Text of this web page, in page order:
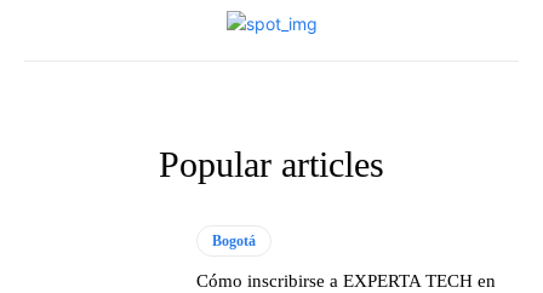
Popular articles
Bogotá
Cómo inscribirse a EXPERTA TECH en